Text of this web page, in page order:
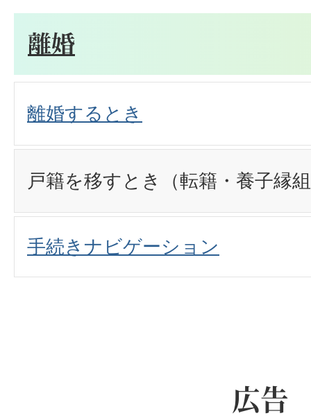
離婚
離婚するとき
戸籍を移すとき（転籍・養子縁
手続きナビゲーション
広告